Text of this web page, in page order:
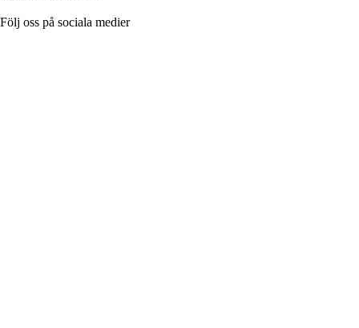
Följ oss på sociala medier